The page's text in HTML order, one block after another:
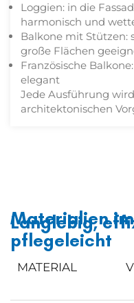
Loggien: in die
harmonisch und
Balkone mit Stützen:
große Flächen
Französische
elegant
Jede Ausführung
architektonischen
Materialien
Langlebig,
pflegeleicht
MATERIAL